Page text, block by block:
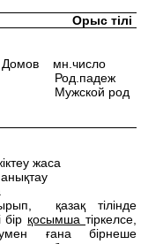
Орыс тілі
Домов мн.число
Род.падеж
Мужской род
жаса
қазақ тілінде
бір қосымшатіркелсе,
ғана бірнеше